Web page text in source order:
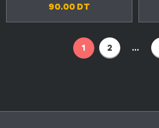
90.00 DT
1 2 …